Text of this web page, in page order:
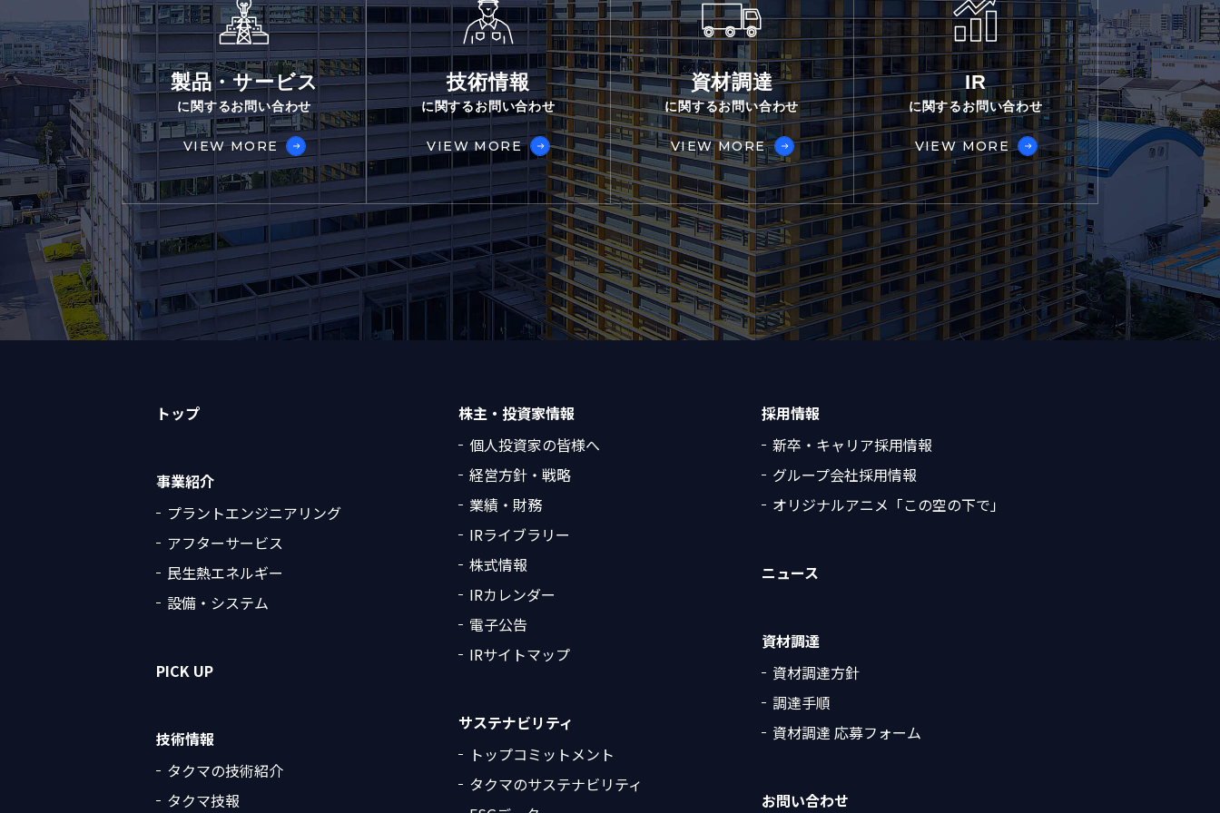
製品・サービス
に関するお問い合わせ
VIEW MORE
技術情報
に関するお問い合わせ
VIEW MORE
資材調達
に関するお問い合わせ
VIEW MORE
IR
に関するお問い合わせ
VIEW MORE
トップ
事業紹介
プラントエンジニアリング
アフターサービス
民生熱エネルギー
設備・システム
PICK UP
技術情報
タクマの技術紹介
タクマ技報
株主・投資家情報
個人投資家の皆様へ
経営方針・戦略
業績・財務
IRライブラリー
株式情報
IRカレンダー
電子公告
IRサイトマップ
サステナビリティ
トップコミットメント
タクマのサステナビリティ
採用情報
新卒・キャリア採用情報
グループ会社採用情報
オリジナルアニメ「この空の下で」
ニュース
資材調達
資材調達方針
調達手順
資材調達 応募フォーム
お問い合わせ